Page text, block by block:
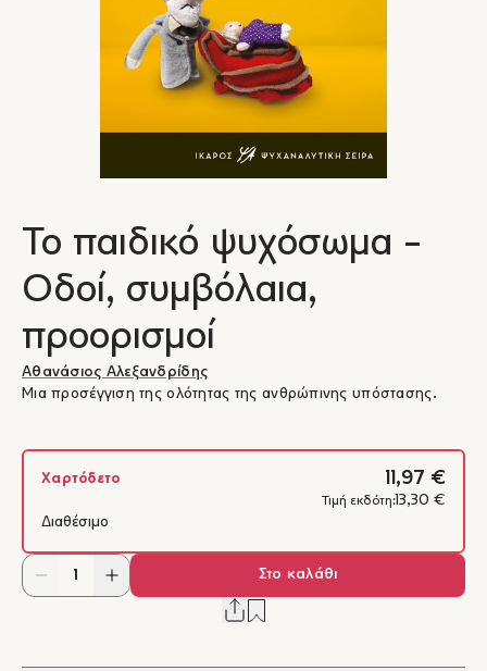
Το παιδικό ψυχόσωμα -
Οδοί, συμβόλαια,
προορισμοί
Αθανάσιος Αλεξανδρίδης
Μια προσέγγιση της ολότητας της ανθρώπινης υπόστασης.
Χαρτόδετο 11,97 €
Τιμή εκδότη: 13,30 €
Διαθέσιμο
Στο καλάθι